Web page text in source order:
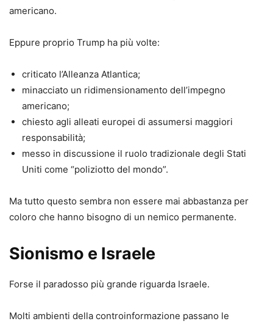
americano.
Eppure proprio Trump ha più volte:
criticato l’Alleanza Atlantica;
minacciato un ridimensionamento dell’impegno
americano;
chiesto agli alleati europei di assumersi maggiori
responsabilità;
messo in discussione il ruolo tradizionale degli Stati
Uniti come “poliziotto del mondo”.
Ma tutto questo sembra non essere mai abbastanza per
coloro che hanno bisogno di un nemico permanente.
Sionismo e Israele
Forse il paradosso più grande riguarda Israele.
Molti ambienti della controinformazione passano le